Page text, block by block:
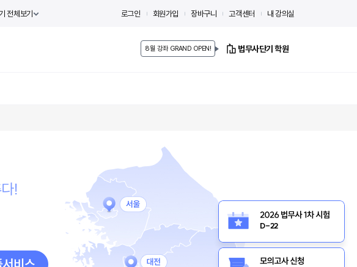
전체보기 로그인 회원가입 장바구니 고객센터 내 강의실
8월 강좌 GRAND OPEN! 법무사단기 학원
D-22